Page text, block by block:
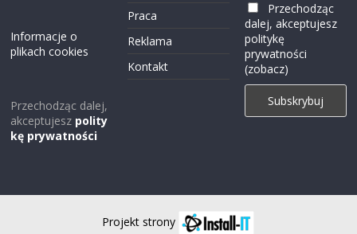
Informacje o
plikach cookies
Przechodząc dalej,
akceptujesz polity
kę prywatności
Praca
Reklama
Kontakt
Przechodząc
dalej, akceptujesz
politykę
prywatności
(zobacz)
Projekt strony